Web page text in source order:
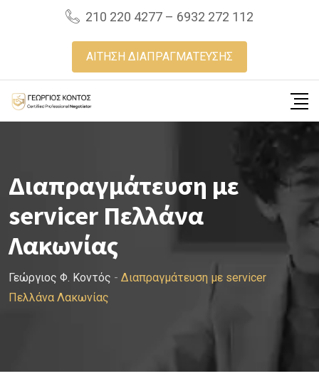
210 220 4277 – 6932 272 112
ΑΙΤΗΣΗ ΔΙΑΠΡΑΓΜΑΤΕΥΣΗΣ
Διαπραγμάτευση με
servicer Πελλάνα
Λακωνίας
Γεώργιος Φ. Κοντός - Διαπραγμάτευση με servicer
Πελλάνα Λακωνίας